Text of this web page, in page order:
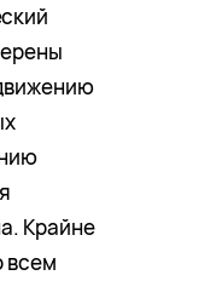
Крайне
всем